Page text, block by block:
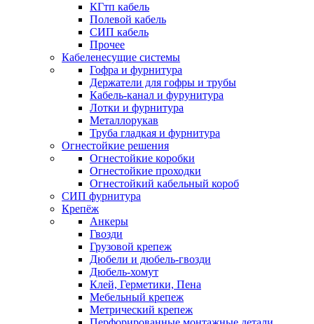
КГтп кабель
Полевой кабель
СИП кабель
Прочее
Кабеленесущие системы
Гофра и фурнитура
Держатели для гофры и трубы
Кабель-канал и фурунитура
Лотки и фурнитура
Металлорукав
Труба гладкая и фурнитура
Огнестойкие решения
Огнестойкие коробки
Огнестойкие проходки
Огнестойкий кабельный короб
СИП фурнитура
Крепёж
Анкеры
Гвозди
Грузовой крепеж
Дюбели и дюбель-гвозди
Дюбель-хомут
Клей, Герметики, Пена
Мебельный крепеж
Метрический крепеж